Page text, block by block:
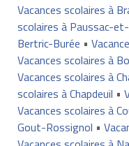
Vacances scolaires à
scolaires à Paussac-
Bertric-Burée •
Vacances scolaires à
Vacances scolaires à
scolaires à Chapdeuil •
Vacances scolaires à
Gout-Rossignol •